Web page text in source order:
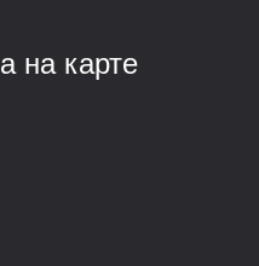
на карте